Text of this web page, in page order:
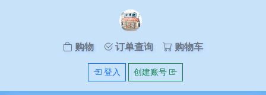
购物 订单查询 购物车
登入 创建账号